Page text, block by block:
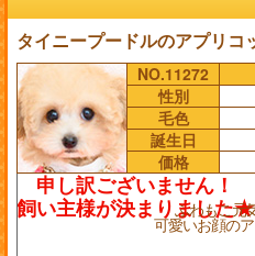
タイニープードルのアプリ
NO.11272
性別
毛色
誕生日
価格
ふわもこ元
可愛いお顔の